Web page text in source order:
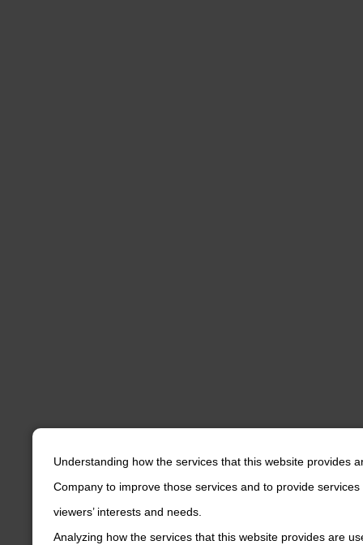
Understanding how the services that this website provides
Company to improve those services and to provide
viewers’ interests and needs.
Analyzing how the services that this website provides are